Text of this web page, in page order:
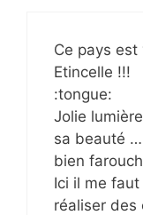
Ce pays
Etincelle !!!
:tongue:
Jolie
sa beauté …
bien
Ici il me
réaliser des